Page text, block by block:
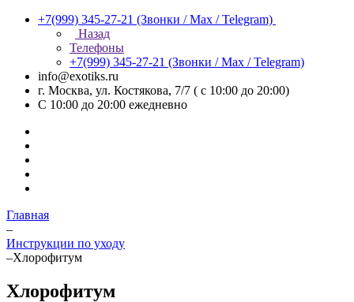
+7(999) 345-27-21 (Звонки / Max / Telegram)
Назад
Телефоны
+7(999) 345-27-21 (Звонки / Max / Telegram)
info@exotiks.ru
г. Москва, ул. Костякова, 7/7 ( с 10:00 до 20:00)
С 10:00 до 20:00 ежедневно
Главная
–
Инструкции по уходу
–Хлорофитум
Хлорофитум